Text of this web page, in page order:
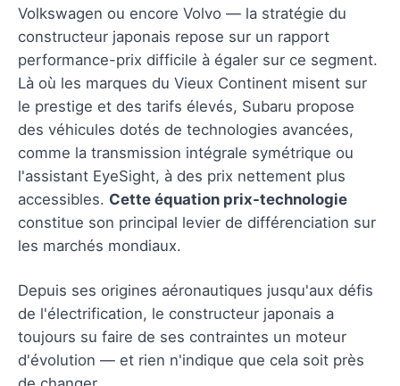
Volkswagen ou encore Volvo — la stratégie du
constructeur japonais repose sur un rapport
performance-prix difficile à égaler sur ce segment.
Là où les marques du Vieux Continent misent sur
le prestige et des tarifs élevés, Subaru propose
des véhicules dotés de technologies avancées,
comme la transmission intégrale symétrique ou
l'assistant EyeSight, à des prix nettement plus
accessibles. Cette équation prix-technologie
constitue son principal levier de différenciation sur
les marchés mondiaux.
Depuis ses origines aéronautiques jusqu'aux défis
de l'électrification, le constructeur japonais a
toujours su faire de ses contraintes un moteur
d'évolution — et rien n'indique que cela soit près